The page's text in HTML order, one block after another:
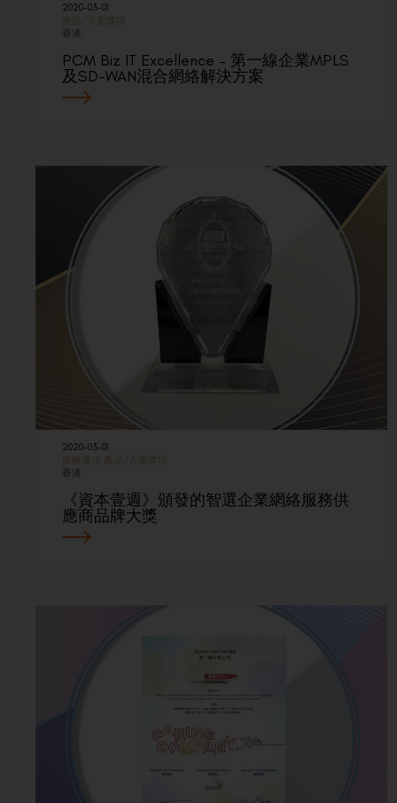
2020-03-01
產品/方案獎項
香港
PCM Biz IT Excellence – 第一線企業MPLS
及SD-WAN混合網絡解決方案
2020-03-01
服務獎項
產品/方案獎項
香港
《資本壹週》頒發的智選企業網絡服務供
應商品牌大獎